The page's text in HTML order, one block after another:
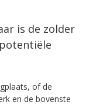
is de zolder
of de
en de bovenste